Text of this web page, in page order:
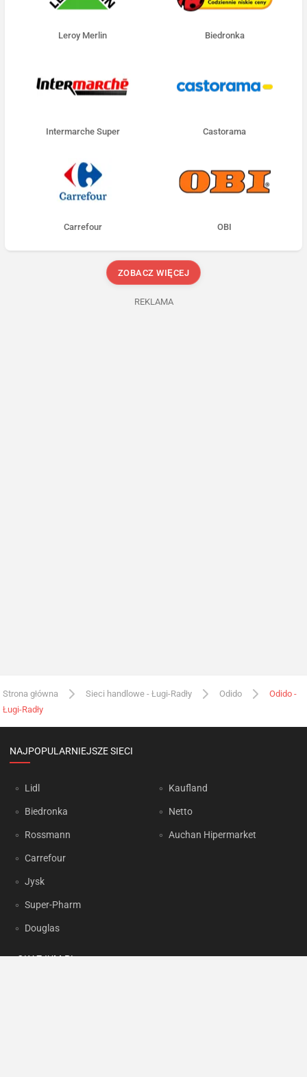
Leroy Merlin Biedronka
Intermarche Super Castorama
Carrefour OBI
ZOBACZ WIĘCEJ
REKLAMA
Strona główna Sieci handlowe - Ługi-Radły Odido
Odido -
Ługi-Radły
NAJPOPULARNIEJSZE SIECI
Lidl
Biedronka
Rossmann
Carrefour
Jysk
Super-Pharm
Douglas
Kaufland
Netto
Auchan Hipermarket
OKAZJUM.PL